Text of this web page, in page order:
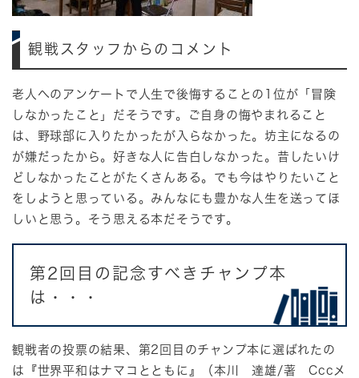
観戦スタッフからのコメント
老人へのアンケートで人生で後悔することの1位が「冒険
しなかったこと」だそうです。ご自身の悔やまれること
は、野球部に入りたかったが入らなかった。坊主になるの
が嫌だったから。好きな人に告白しなかった。昔したいけ
どしなかったことがたくさんある。でも今はやりたいこと
をしようと思っている。みんなにも豊かな人生を送ってほ
しいと思う。そう思える本だそうです。
第2回目の記念すべきチャンプ本
は・・・
観戦者の投票の結果、第2回目のチャンプ本に選ばれたの
は『世界平和はナマコとともに』（本川 達雄/著 Cccメ